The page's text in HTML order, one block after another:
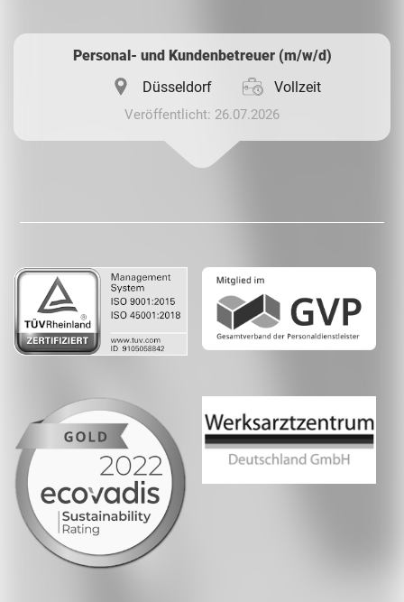
Personal- und Kundenbetreuer (m/w/d)
Düsseldorf
Vollzeit
Veröffentlicht: 26.07.2026